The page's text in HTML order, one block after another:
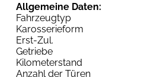
Allgemeine Daten:
Fahrzeugtyp
Karosserieform
Erst-Zul.
Getriebe
Kilometerstand
Anzahl der Türen